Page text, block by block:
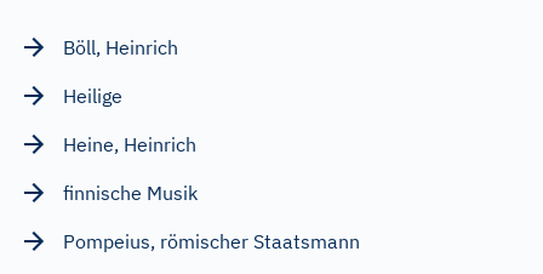
Böll, Heinrich
Heilige
Heine, Heinrich
finnische Musik
Pompeius, römischer Staatsmann